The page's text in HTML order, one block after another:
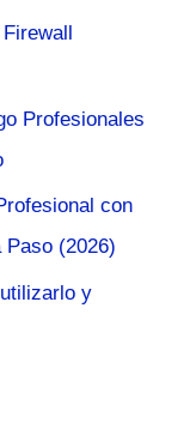
Profesionales
con
(2026)
y